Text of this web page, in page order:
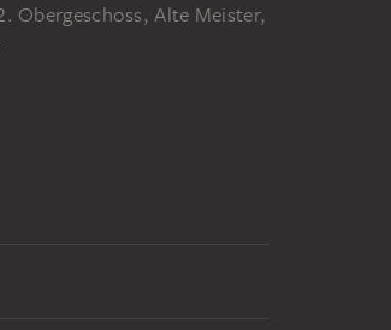
Obergeschoss, Alte Meister,